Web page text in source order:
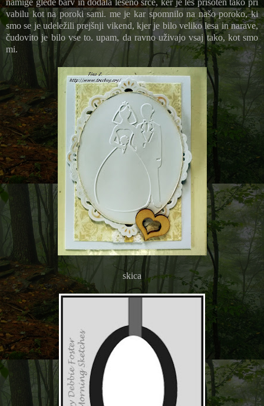
namige glede barv in dodala leseno srce, ker je les prisoten tako pri
vabilu kot na poroki sami. me je kar spomnilo na našo poroko, ki
smo se je udeležili prejšnji vikend, kjer je bilo veliko lesa in narave,
čudovito je bilo vse to. upam, da ravno uživajo vsaj tako, kot smo
mi.
skica